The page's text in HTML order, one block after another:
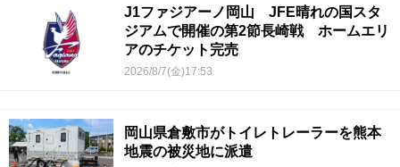
J1ファジアーノ岡山 JFE晴れの国スタ
ジアムで開催の第2節長崎戦 ホームエリ
アのチケット完売
2026/8/7(金)17:53
岡山県倉敷市がトイレトレーラーを熊本
地震の被災地に派遣